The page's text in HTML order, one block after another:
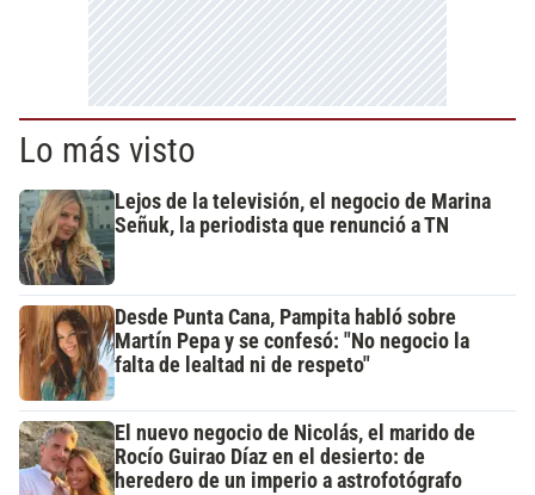
Lo más visto
Lejos de la televisión, el negocio de Marina
Señuk, la periodista que renunció a TN
Desde Punta Cana, Pampita habló sobre
Martín Pepa y se confesó: "No negocio la
falta de lealtad ni de respeto"
El nuevo negocio de Nicolás, el marido de
Rocío Guirao Díaz en el desierto: de
heredero de un imperio a astrofotógrafo